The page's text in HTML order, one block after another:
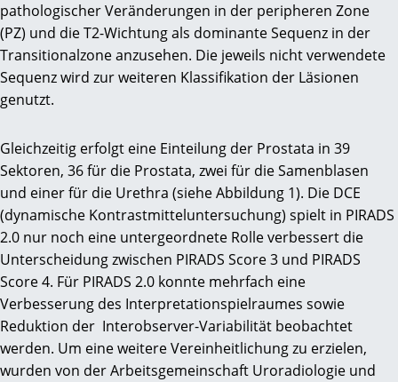
pathologischer Veränderungen in der peripheren Zone
(PZ) und die T2-Wichtung als dominante Sequenz in der
Transitionalzone anzusehen. Die jeweils nicht verwendete
Sequenz wird zur weiteren Klassifikation der Läsionen
genutzt.
Gleichzeitig erfolgt eine Einteilung der Prostata in 39
Sektoren, 36 für die Prostata, zwei für die Samenblasen
und einer für die Urethra (siehe Abbildung 1). Die DCE
(dynamische Kontrastmitteluntersuchung) spielt in PIRADS
2.0 nur noch eine untergeordnete Rolle verbessert die
Unterscheidung zwischen PIRADS Score 3 und PIRADS
Score 4. Für PIRADS 2.0 konnte mehrfach eine
Verbesserung des Interpretationspielraumes sowie
Reduktion der Interobserver-Variabilität beobachtet
werden. Um eine weitere Vereinheitlichung zu erzielen,
wurden von der Arbeitsgemeinschaft Uroradiologie und